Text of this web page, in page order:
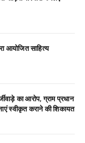
आयोजित साहित्य
का आरोप, ग्राम प्रधान
स्वीकृत कराने की शिकायत